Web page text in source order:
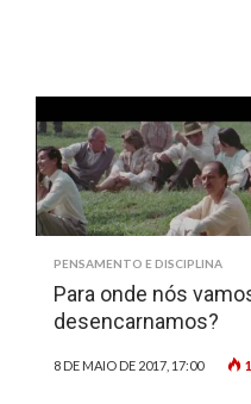
PENSAMENTO E DISCIPLINA
Para onde nós
desencarnamos?
8 DE MAIO DE 2017, 17:00